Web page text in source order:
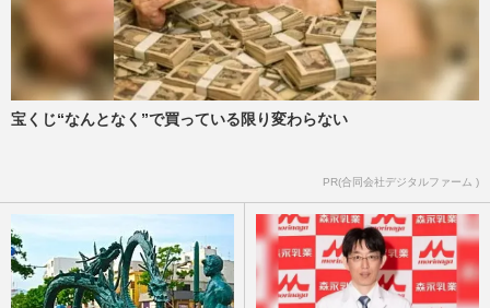
宝くじ“なんとなく”で買っている限り変わらない
PR(合同会社デジタルファーム )